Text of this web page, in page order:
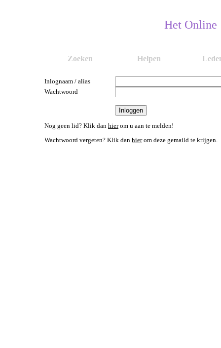
Het Online
Zoeken Helpen
Inlognaam / alias
Wachtwoord
Nog geen lid? Klik dan hierom u aan te melden!
Wachtwoord vergeten? Klik dan hierom deze gemaild te krijgen.